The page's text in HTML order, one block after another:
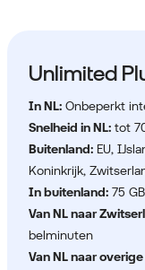
Unlimited
In NL: Onbeperkt
Snelheid in NL: tot
Buitenland: EU,
Koninkrijk,
In buitenland: 75
Van NL naar
belminuten
Van NL naar